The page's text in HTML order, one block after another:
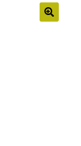
personales